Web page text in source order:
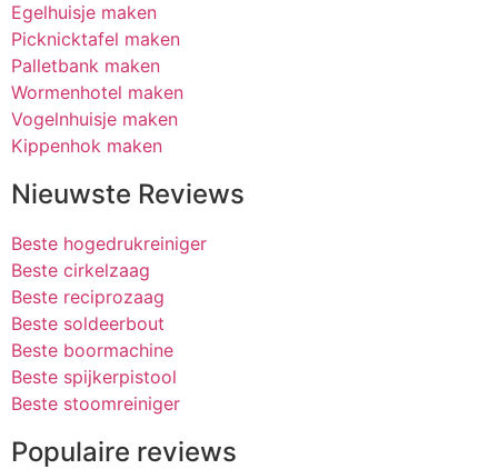
Egelhuisje maken
Picknicktafel maken
Palletbank maken
Wormenhotel maken
Vogelnhuisje maken
Kippenhok maken
Nieuwste Reviews
Beste hogedrukreiniger
Beste cirkelzaag
Beste reciprozaag
Beste soldeerbout
Beste boormachine
Beste spijkerpistool
Beste stoomreiniger
Populaire reviews